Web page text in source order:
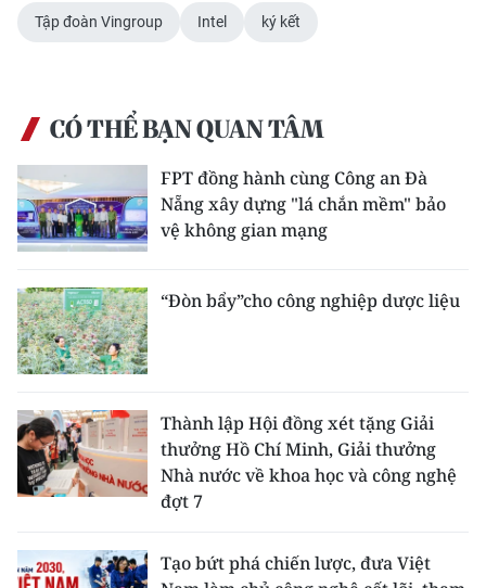
ENGLISH
中文
FRANÇAIS
ESPAÑOL
한국어
Tập đoàn Vingroup Intel ký kết
CÓ THỂ BẠN QUAN TÂM
FPT đồng hành cùng Công an Đà
Nẵng xây dựng "lá chắn mềm" bảo
vệ không gian mạng
“Đòn bẩy”cho công nghiệp dược liệu
Thành lập Hội đồng xét tặng Giải
thưởng Hồ Chí Minh, Giải thưởng
Nhà nước về khoa học và công nghệ
đợt 7
Tạo bứt phá chiến lược, đưa Việt